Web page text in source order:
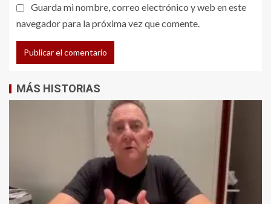
Guarda mi nombre, correo electrónico y web en este
navegador para la próxima vez que comente.
MÁS HISTORIAS